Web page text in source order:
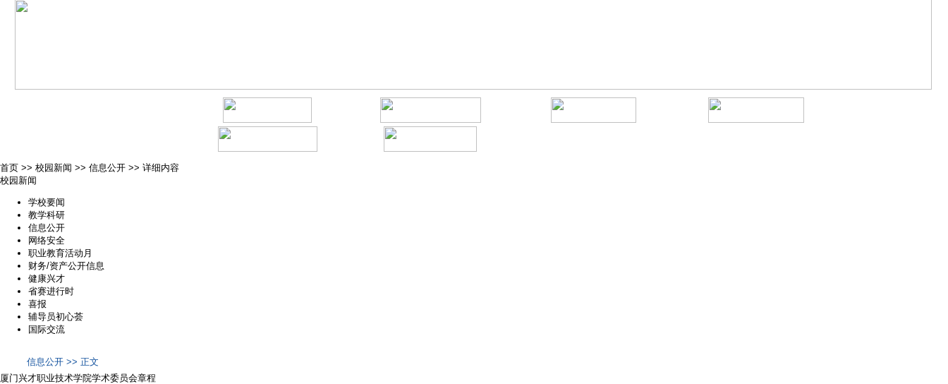
首页 >> 校园新闻 >> 信息公开 >> 详细内容
校园新闻
学校要闻
教学科研
信息公开
网络安全
职业教育活动月
财务/资产公开信息
健康兴才
省赛进行时
喜报
辅导员初心荟
国际交流
信息公开 >> 正文
厦门兴才职业技术学院学术委员会章程